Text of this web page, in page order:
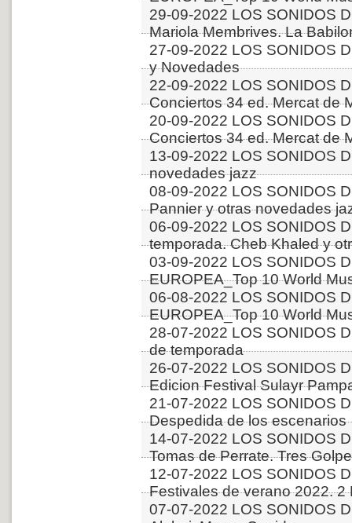
29-09-2022 LOS SONIDOS
Mariola Membrives. La
27-09-2022 LOS SONIDOS
y Novedades
22-09-2022 LOS SONIDOS
Conciertos 34 ed. Mercat de
20-09-2022 LOS SONIDOS
Conciertos 34 ed. Mercat de
13-09-2022 LOS SONIDOS
novedades jazz
08-09-2022 LOS SONIDOS
Pannier y otras novedades
06-09-2022 LOS SONIDOS
temporada. Cheb Khaled y
03-09-2022 LOS SONIDOS
EUROPEA_Top 10 World
06-08-2022 LOS SONIDOS
EUROPEA_Top 10 World
28-07-2022 LOS SONIDOS
de temporada
26-07-2022 LOS SONIDOS
Edicion Festival Sulayr
21-07-2022 LOS SONIDOS
Despedida de los escenarios
14-07-2022 LOS SONIDOS
Tomas de Perrate. Tres
12-07-2022 LOS SONIDOS
Festivales de verano 2022.
07-07-2022 LOS SONIDOS